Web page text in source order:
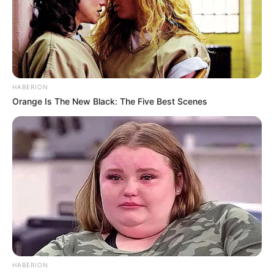
Kaiserpfalz Goslar
Einst war das von 1040 bis 1050 erbaute
Bauwerk die größte und prunkvollste
Kaiserresidenz im heutigen Deutschland,
beherbergt eine Ausstellung zur Geschichte des
Wanderkaisertums.
Bergbaumuseum Rammelsberg
Mehr als 1000 Jahre lang hatte die Stadt
Goslar dem Erzbergbau am Rammelsberg
ihren Wohlstand zu verdanken. Heute ist
das stillgelegte und zum Museum ausgebaute Bergwerk
ein Bestandteil der UNESCO-Weltkulturstätte Goslar. Die
Anlage gehört zu den beeindruckendsten
Berbbaumuseen in Deutschland.
HABERION
Orange Is The New Black: The Five Best Scenes
HABERION